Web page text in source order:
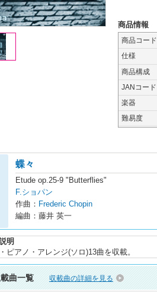
商品情報
商品コード
仕様
商品構成
JANコード
楽器
難易度
蝶々
Etude op.25-9 "Butterflies"
F.ショパン
作曲： Frederic Chopin
編曲：藤井 英一
明
ピアノ・アレンジ(ソロ)13曲を収載。
曲一覧 収載曲の詳細を見る